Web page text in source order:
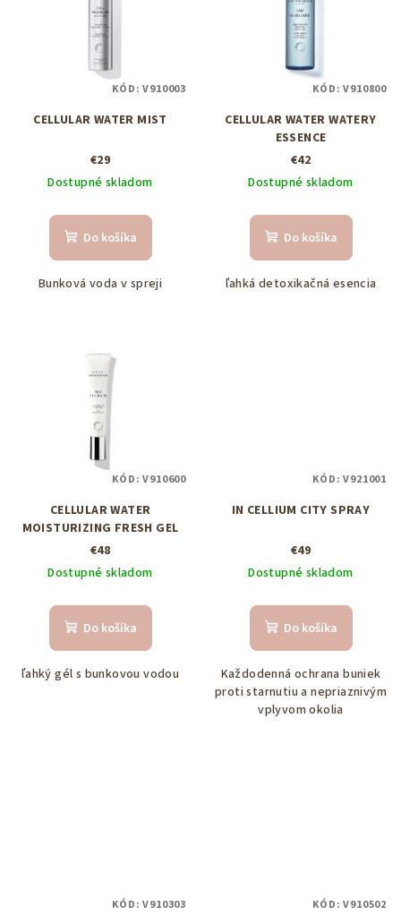
CELLULAR WATER MIST
€29
Dostupné skladom
Do košíka
Bunková voda v spreji
KÓD:V910003
CELLULAR WATER WATERY
ESSENCE
€42
Dostupné skladom
Do košíka
ľahká detoxikačná esencia
KÓD:V910800
CELLULAR WATER
MOISTURIZING FRESH GEL
€48
Dostupné skladom
Do košíka
ľahký gél s bunkovou vodou
KÓD:V910600
IN CELLIUM CITY SPRAY
€49
Dostupné skladom
Do košíka
Každodenná ochrana buniek
proti starnutiu a nepriaznivým
vplyvom okolia
KÓD:V921001
KÓD:V910303 KÓD:V910502